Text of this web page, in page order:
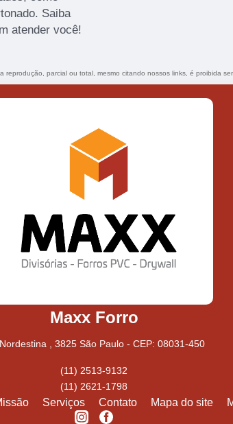
Saiba
atender você!
reprodução, parcial ou total, mesmo citando nossos links, é proibida
Maxx Forro
, 3825 São Paulo - CEP: 08031-450
(11) 2513-9132
(11) 2621-1798
Serviços Contato Mapa do site